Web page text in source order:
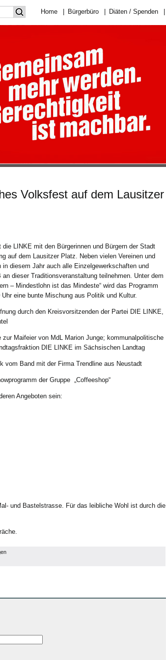
Home Bürgerbüro Diäten / Spenden
Volksfest auf dem Lausitzer
LINKE mit den Bürgerinnen und Bürgern der Stadt
auf dem Lausitzer Platz. Neben vielen Vereinen und
in diesem Jahr auch alle Einzelgewerkschaften und
an dieser Traditionsveranstaltung teilnehmen. Unter dem
– Mindestlohn ist das Mindeste“ wird das Programm
eine bunte Mischung aus Politik und Kultur.
durch den Kreisvorsitzenden der Partei DIE LINKE,
Maifeier von MdL Marion Junge; kommunalpolitische
DIE LINKE im Sächsischen Landtag
Band mit der Firma Trendline aus Neustadt
der Gruppe „Coffeeshop“
Angeboten sein:
und Bastelstrasse. Für das leibliche Wohl ist durch die